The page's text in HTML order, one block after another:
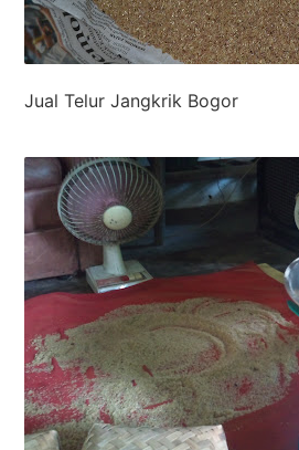
Jual Telur Jangkrik Bogor